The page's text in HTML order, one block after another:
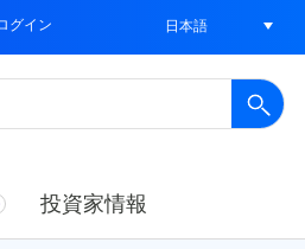
グイン 日本語
投資家情報